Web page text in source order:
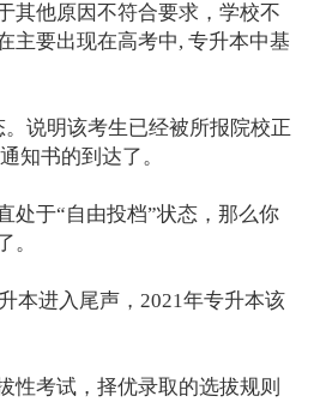
其他原因不符合要求，学校不
主要出现在高考中, 专升本中基
明该考生已经被所报院校正
知书的到达了。
于“自由投档”状态，那么你
。
进入尾声，2021年专升本该
考试，择优录取的选拔规则